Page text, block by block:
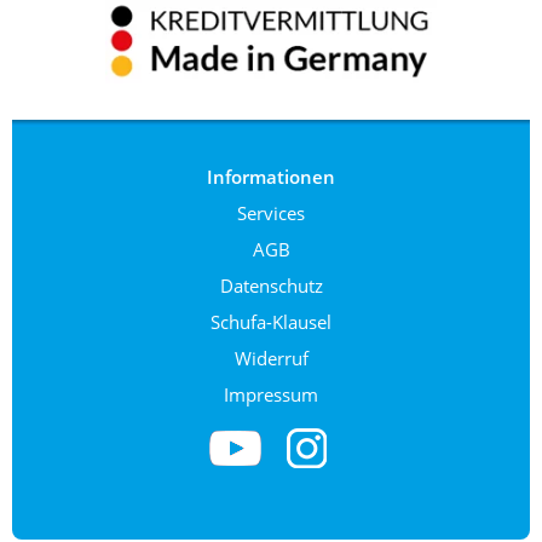
Informationen
Services
AGB
Datenschutz
Schufa-Klausel
Widerruf
Impressum